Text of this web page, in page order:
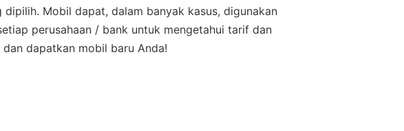
dipilih. Mobil dapat, dalam banyak kasus, digunakan
perusahaan / bank untuk mengetahui tarif dan
dapatkan mobil baru Anda!